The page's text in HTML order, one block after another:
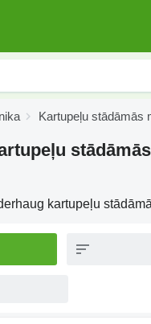
Kartupeļu stādāmās
stādāmās
kartupeļu